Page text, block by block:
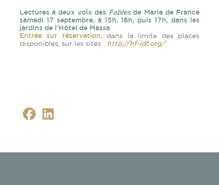
Lectures à deux voix des Fablesde Marie de France
samedi 17 septembre, à 15h, 16h, puis 17h, dans les
jardins de l'Hôtel de Massa
Entrée sur réservation , dans la limite des places
disponibles, sur les sites : http://hf-idf.org/